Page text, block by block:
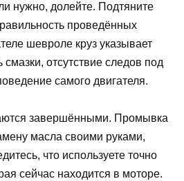
нужно, долейте. Подтяните
проведённых
шевроле круз указывает
отсутствие следов под
самого двигателя.
завершёнными. Промывка
масла своими руками,
что используете точно
сейчас находится в моторе.